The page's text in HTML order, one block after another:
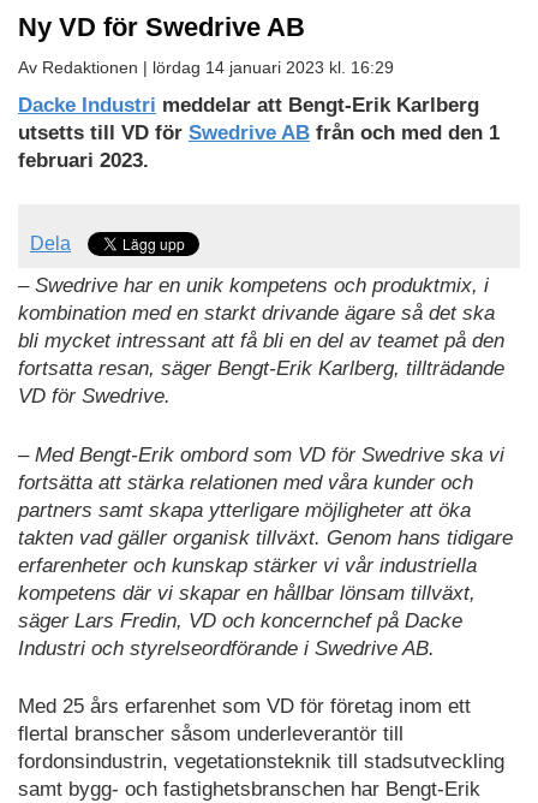
Ny VD för Swedrive AB
Av Redaktionen | lördag 14 januari 2023 kl. 16:29
Dacke Industri meddelar att Bengt-Erik Karlberg
utsetts till VD för Swedrive AB från och med den 1
februari 2023.
Dela
– Swedrive har en unik kompetens och produktmix, i
kombination med en starkt drivande ägare så det ska
bli mycket intressant att få bli en del av teamet på den
fortsatta resan, säger Bengt-Erik Karlberg, tillträdande
VD för Swedrive.
– Med Bengt-Erik ombord som VD för Swedrive ska vi
fortsätta att stärka relationen med våra kunder och
partners samt skapa ytterligare möjligheter att öka
takten vad gäller organisk tillväxt. Genom hans tidigare
erfarenheter och kunskap stärker vi vår industriella
kompetens där vi skapar en hållbar lönsam tillväxt,
säger Lars Fredin, VD och koncernchef på Dacke
Industri och styrelseordförande i Swedrive AB.
Med 25 års erfarenhet som VD för företag inom ett
flertal branscher såsom underleverantör till
fordonsindustrin, vegetationsteknik till stadsutveckling
samt bygg- och fastighetsbranschen har Bengt-Erik